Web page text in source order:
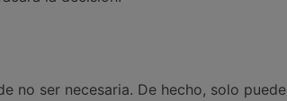
no ser necesaria. De hecho, solo puede